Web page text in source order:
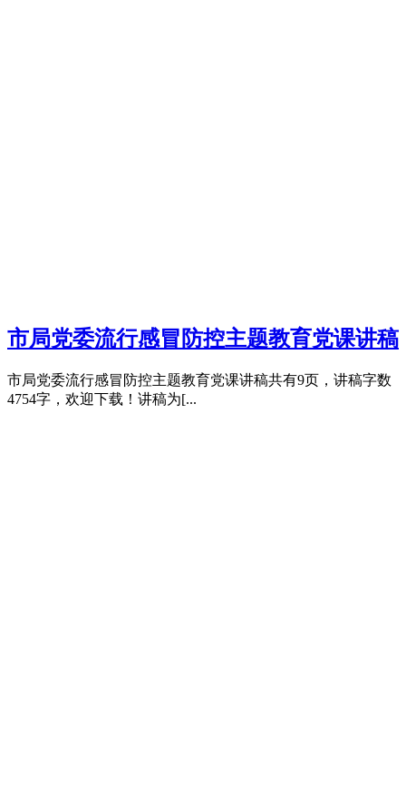
市局党委流行感冒防控主题教育党课讲稿
市局党委流行感冒防控主题教育党课讲稿共有9页，讲稿字数
4754字，欢迎下载！讲稿为[...